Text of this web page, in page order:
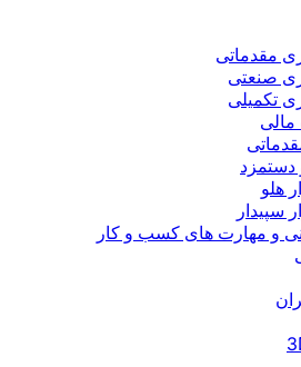
مقدماتی
صنعتی
تکمیلی
مالی
هلو
سپیدار
و مهارت های کسب و کار